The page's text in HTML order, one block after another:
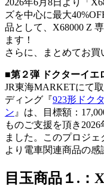
ズを中心に最大
品として、X68000 Z
ます！
さらに、まとめてお買
■第２弾 ドクターイエ
JR東海MARKETにて
ディング『923形ドク
ン 』は、目標額：
ものご支援を頂き
ました。このプロジェ
より電車関連商品の感
目玉商品１.：